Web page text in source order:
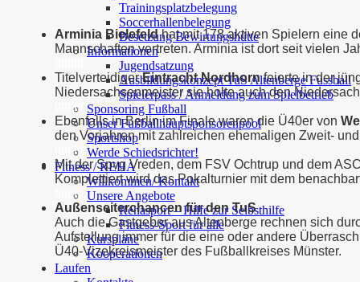
Trainingsplatzbelegung
Soccerhallenbelegung
Besetzung Bewirtungshütte
Informationen
Jugendsatzung
Ausbildungskonzept TuS Altenberge Fussball
Spielerpass / Anmeldung zum Spielbetrieb
Sponsoring Fußball
Unser Fußballhauptsponsorenpool
Sportshop
Werde Schiedsrichter!
Fitness / REHA
Willkommen/ Kontakt
Unsere Angebote
Rehasport – Hilfe zur Selbsthilfe
Fitness-Sport für alle
Kurspläne
Kooperationen
Laufen
Arminia Bielefeldhat mit 178 aktiven Spielern eine
Mannschaften vertreten. Arminia ist dort seit vielen
TitelverteidigerEintracht Nordhornfeierte in der
Niedersachsenmeister sie holte auch den
ttttttttt
Ebenfalls in Berlin im Finale waren die Ü40er von
den Vorjahren mit zahlreichen ehemaligen Zweit-
ttttttttt
Mit der Spvg Vreden, dem FSV Ochtrup und dem
Komplettiert wird das Pokalturnier mit dem
ttttttttt
Außenseiterchancen für den TuS
Auch die Gastgeber aus Altenberge rechnen sich
Aufstellung immer für die eine oder andere
Ü40-Vizekreismeister des Fußballkreises Münster.